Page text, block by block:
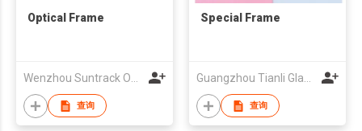
Optical Frame
查询
Special Frame
查询